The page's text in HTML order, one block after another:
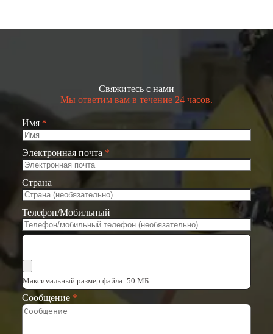
Свяжитесь с нами
Мы ответим вам в течение 24 часов.
Имя *
Электронная почта *
Страна
Телефон/Мобильный
Максимальный размер файла: 50 МБ
Сообщение *